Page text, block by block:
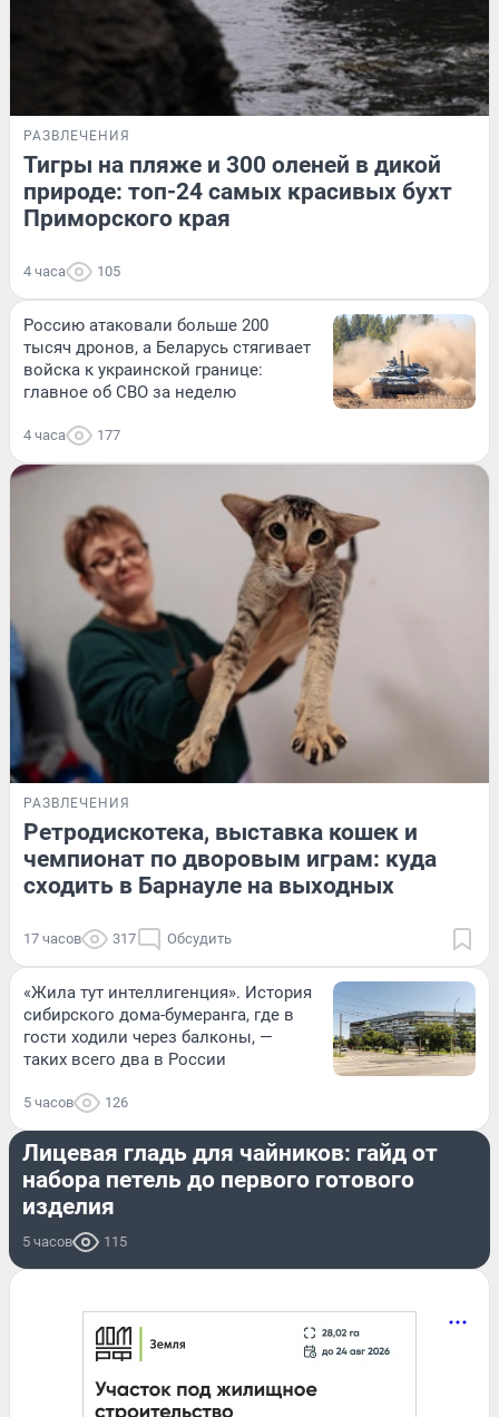
РАЗВЛЕЧЕНИЯ
Тигры на пляже и 300 оленей в дикой
природе: топ-24 самых красивых бухт
Приморского края
4 часа 105
Россию атаковали больше 200
тысяч дронов, а Беларусь стягивает
войска к украинской границе:
главное об СВО за неделю
4 часа 177
РАЗВЛЕЧЕНИЯ
Ретродискотека, выставка кошек и
чемпионат по дворовым играм: куда
сходить в Барнауле на выходных
17 часов 317 Обсудить
«Жила тут интеллигенция». История
сибирского дома-бумеранга, где в
гости ходили через балконы, —
таких всего два в России
5 часов 126
РАЗВЛЕЧЕНИЯ
Лицевая гладь для чайников: гайд от
набора петель до первого готового
изделия
5 часов 115